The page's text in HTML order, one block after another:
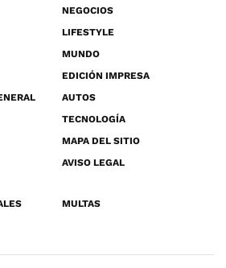
NEGOCIOS
LIFESTYLE
MUNDO
EDICIÓN IMPRESA
AUTOS
TECNOLOGÍA
MAPA DEL SITIO
AVISO LEGAL
MULTAS